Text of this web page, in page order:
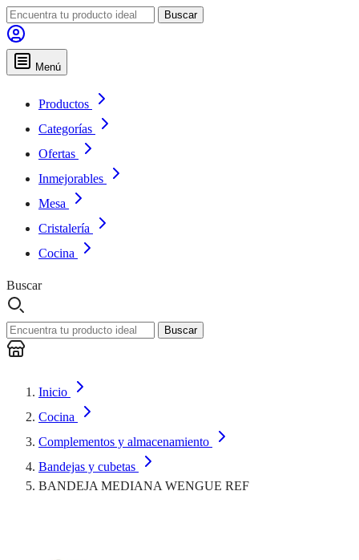
Buscar
Menú
Productos
Categorías
Ofertas
Inmejorables
Mesa
Cristalería
Cocina
Buscar
Buscar
Inicio
Cocina
Complementos y almacenamiento
Bandejas y cubetas
BANDEJA MEDIANA WENGUE REF